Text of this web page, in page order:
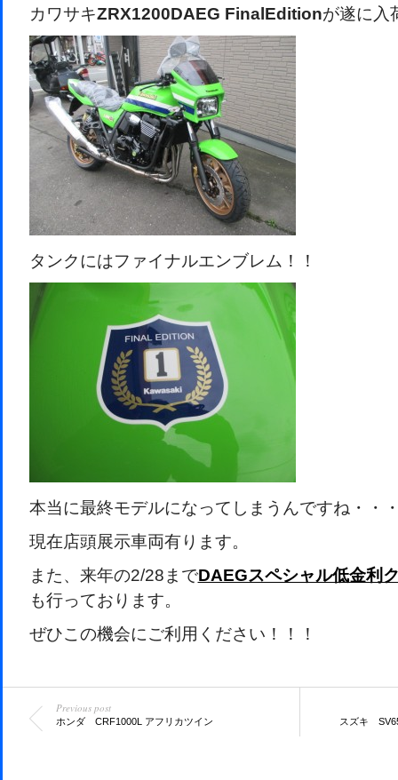
カワサキZRX1200DAEG FinalEditionが遂に入
タンクにはファイナルエンブレム！！
本当に最終モデルになってしまうんですね・・
現在店頭展示車両有ります。
また、来年の2/28までDAEGスペシャル低金利
も行っております。
ぜひこの機会にご利用ください！！！
Previous post
ホンダ CRF1000L アフリカツイン スズキ